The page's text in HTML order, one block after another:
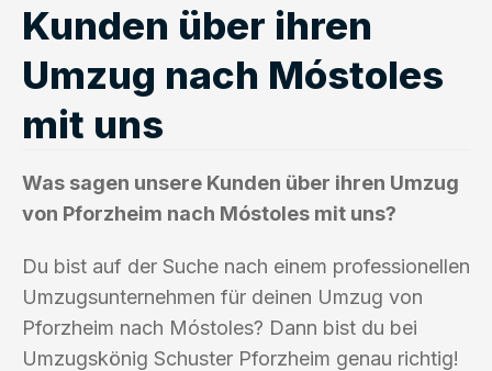
Kunden über ihren
Umzug nach Móstoles
mit uns
Was sagen unsere Kunden über ihren Umzug
von Pforzheim nach Móstoles mit uns?
Du bist auf der Suche nach einem professionellen
Umzugsunternehmen für deinen Umzug von
Pforzheim nach Móstoles? Dann bist du bei
Umzugskönig Schuster Pforzheim genau richtig!